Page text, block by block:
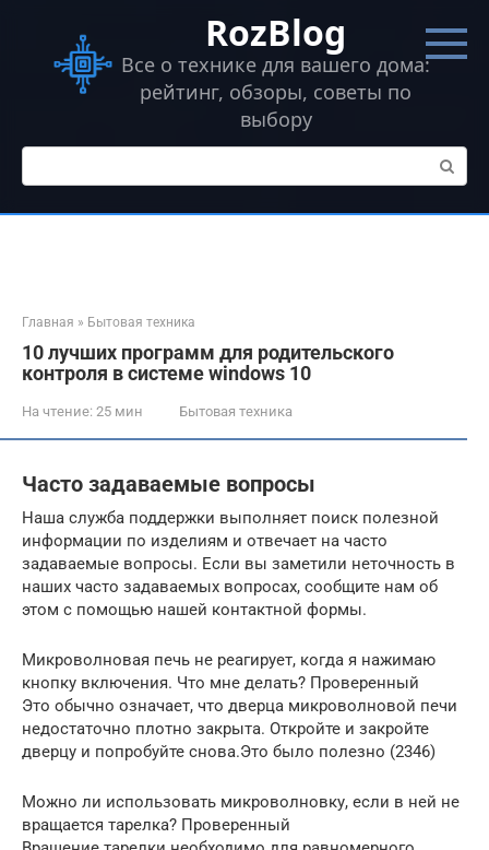
контенту
RozBlog
Все о технике для вашего дома:
рейтинг, обзоры, советы по
выбору
Поиск:
Главная » Бытовая техника
10 лучших программ для родительского
контроля в системе windows 10
На чтение: 25 мин Бытовая техника
Часто задаваемые вопросы
Наша служба поддержки выполняет поиск полезной
информации по изделиям и отвечает на часто
задаваемые вопросы. Если вы заметили неточность в
наших часто задаваемых вопросах, сообщите нам об
этом с помощью нашей контактной формы.
Микроволновая печь не реагирует, когда я нажимаю
кнопку включения. Что мне делать? Проверенный
Это обычно означает, что дверца микроволновой печи
недостаточно плотно закрыта. Откройте и закройте
дверцу и попробуйте снова.Это было полезно (2346)
Можно ли использовать микроволновку, если в ней не
вращается тарелка? Проверенный